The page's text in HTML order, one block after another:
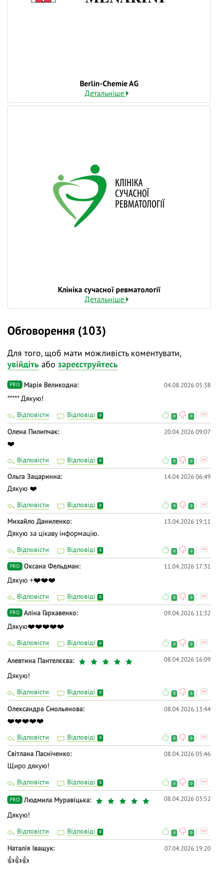
практиці лікаря.
Berlin-Chemie AG
Детальніше
Клініка сучасної ревматології
Детальніше
Обговорення (103)
Для того, щоб мати можливість коментувати,
увійдіть або зареєструйтесь
PRO Марія Великодна 04.08.2026 05:38
***** Дякую!
Відповісти Відповіді 0 0 0
Олена Пилипчак 20.04.2026 09:07
❤️
Відповісти Відповіді 0 0 0
Ольга Зацаринна 14.04.2026 06:49
Дякую ❤️
Відповісти Відповіді 0 0 0
Михайло Даниленко 13.04.2026 19:11
Дякую за цікаву інформацію.
Відповісти Відповіді 0 0 0
PRO Оксана Фельдман 11.04.2026 17:31
Дякую +❤️❤️❤️
Відповісти Відповіді 0 0 0
PRO Аліна Гаркавенко 09.04.2026 11:32
Дякую❤️❤️❤️❤️❤️
Відповісти Відповіді 0 0 0
Алевтина Пантелєєва 08.04.2026 16:09
Дякую!
Відповісти Відповіді 0 0 0
Олександра Смольянова 08.04.2026 13:44
❤️❤️❤️❤️❤️
Відповісти Відповіді 0 0 0
Світлана Пасніченко 08.04.2026 05:46
Щиро дякую!
Відповісти Відповіді 0 0 0
PRO Людмила Муравіцька 08.04.2026 03:52
Дякую!
Відповісти Відповіді 0 0 0
Наталія Іващук 07.04.2026 19:20
👍👍👍